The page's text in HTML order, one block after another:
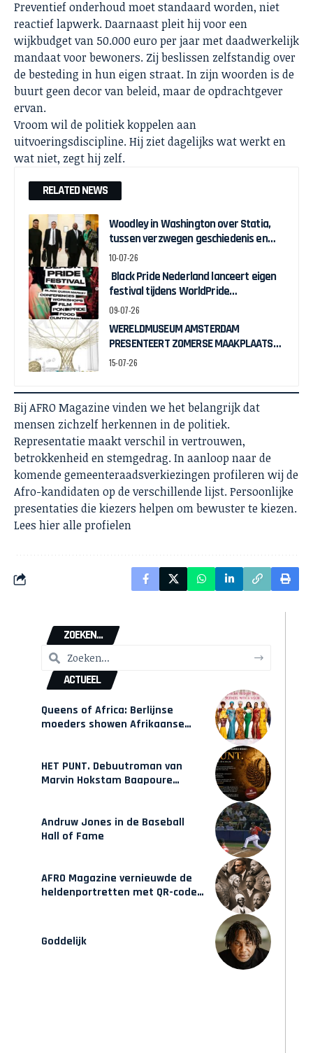
Preventief onderhoud moet standaard worden, niet
reactief lapwerk. Daarnaast pleit hij voor een
wijkbudget van 50.000 euro per jaar met daadwerkelijk
mandaat voor bewoners. Zij beslissen zelfstandig over
de besteding in hun eigen straat. In zijn woorden is de
buurt geen decor van beleid, maar de opdrachtgever
ervan.
Vroom wil de politiek koppelen aan
uitvoeringsdiscipline. Hij ziet dagelijks wat werkt en
wat niet, zegt hij zelf.
RELATED NEWS
Woodley in Washington over Statia,
tussen verzwegen geschiedenis en
zelfbeschikking
10-07-26
Black Pride Nederland lanceert eigen
festival tijdens WorldPride
Amsterdam
09-07-26
WERELDMUSEUM AMSTERDAM
PRESENTEERT ZOMERSE MAAKPLAATS
MUCH TO DO WITH BAMBOO
15-07-26
Bij AFRO Magazine vinden we het belangrijk dat
mensen zichzelf herkennen in de politiek.
Representatie maakt verschil in vertrouwen,
betrokkenheid en stemgedrag. In aanloop naar de
komende gemeenteraadsverkiezingen profileren wij de
Afro-kandidaten op de verschillende lijst. Persoonlijke
presentaties die kiezers helpen om bewuster te kiezen.
Lees hieralle profielen
ZOEKEN...
ACTUEEL
Queens of Africa: Berlijnse
moeders showen Afrikaanse
HET PUNT. Debuutroman van
Marvin Hokstam Baapoure
Andruw Jones in de Baseball
Hall of Fame
AFRO Magazine vernieuwde de
heldenportretten met QR-codes
Goddelijk